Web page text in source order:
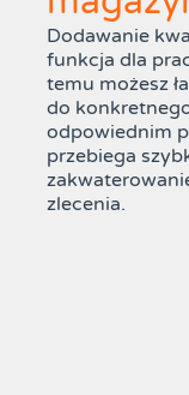
Dodawanie
funkcja dla
temu możesz
do
odpowiednim
przebiega
zlecenia.